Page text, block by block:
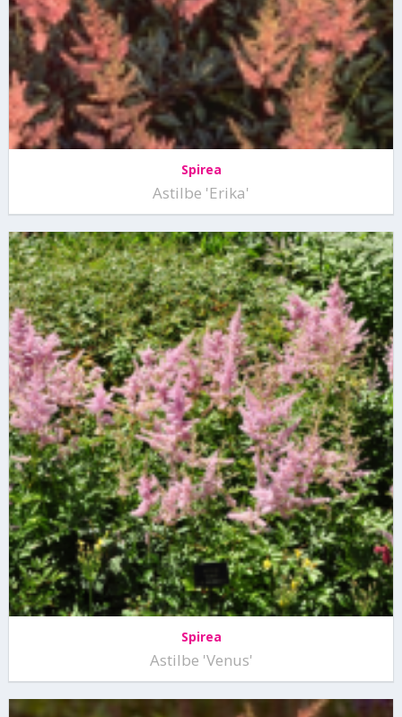
Spirea
Astilbe 'Erika'
Spirea
Astilbe 'Venus'